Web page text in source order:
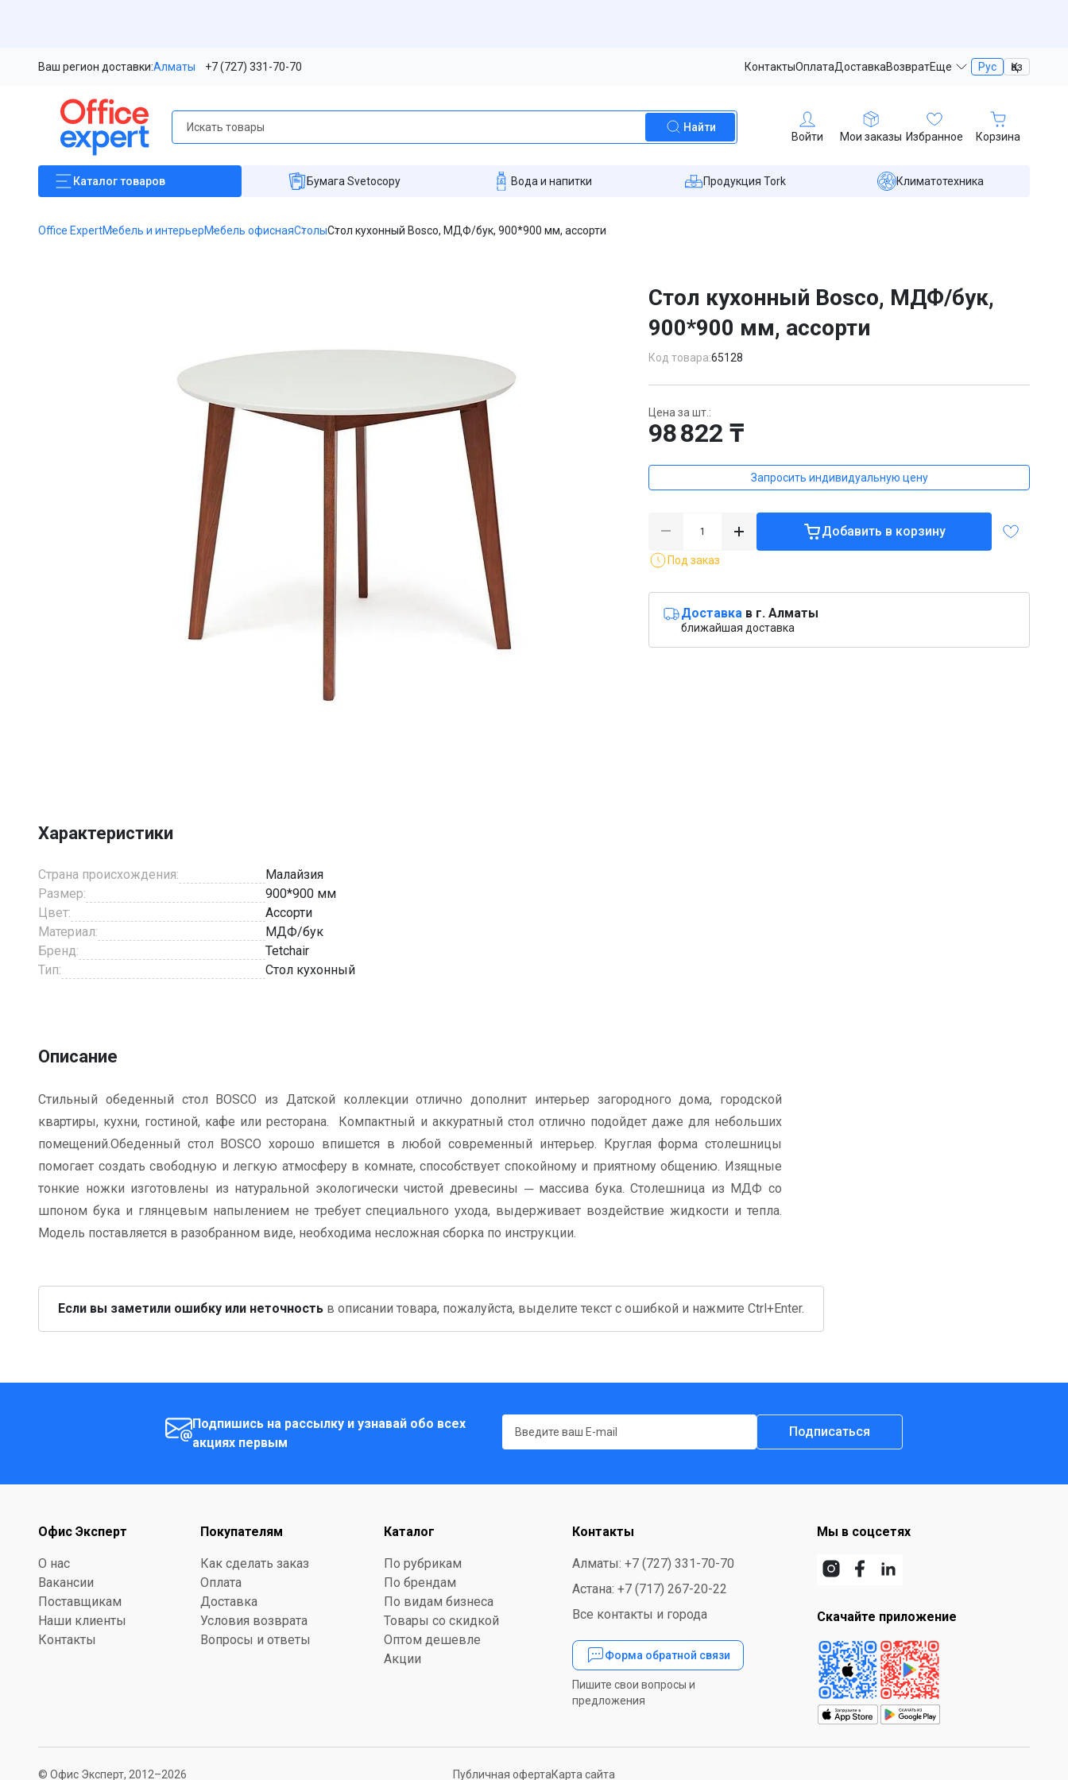
Ваш регион доставки:Алматы +7 (727) 331-70-70 КонтактыОплатаДоставкаВозвратЕще Рус Қаз
Найти
Войти Мои заказы Избранное Корзина
Каталогтоваров Бумага Svetocopy Вода и напитки Продукция Tork Климатотехника
Office ExpertМебель и интерьерМебель офиснаяСтолыСтол кухонный Bosco, МДФ/бук, 900*900 мм, ассорти
3
Стол кухонный Bosco, МДФ/бук,
900*900 мм, ассорти
Код товара:65128
Цена за шт.:
98 822 ₸
Запросить индивидуальную цену
Добавить в корзину
Под заказ
Доставка в г. Алматы
ближайшая доставка
Характеристики
Страна происхождения:
Малайзия
Размер:
900*900 мм
Цвет:
Ассорти
Материал:
МДФ/бук
Бренд:
Tetchair
Тип:
Стол кухонный
Описание
Стильный обеденный стол BOSCO из Датской коллекции отлично дополнит интерьер загородного дома, городской
квартиры, кухни, гостиной, кафе или ресторана. Компактный и аккуратный стол отлично подойдет даже для небольших
помещений.Обеденный стол BOSCO хорошо впишется в любой современный интерьер. Круглая форма столешницы
помогает создать свободную и легкую атмосферу в комнате, способствует спокойному и приятному общению. Изящные
тонкие ножки изготовлены из натуральной экологически чистой древесины ─ массива бука. Столешница из МДФ со
шпоном бука и глянцевым напылением не требует специального ухода, выдерживает воздействие жидкости и тепла.
Модель поставляется в разобранном виде, необходима несложная сборка по инструкции.
Если вы заметили ошибку или неточность в описании товара, пожалуйста, выделите текст с ошибкой и нажмите Ctrl+Enter.
Подпишись на рассылку и узнавай обо всех
акциях первым
Подписаться
Офис Эксперт
О нас
Вакансии
Поставщикам
Наши клиенты
Контакты
Покупателям
Как сделать заказ
Оплата
Доставка
Условия возврата
Вопросы и ответы
Каталог
По рубрикам
По брендам
По видам бизнеса
Товары со скидкой
Оптом дешевле
Акции
Контакты
Алматы: +7 (727) 331-70-70
Астана: +7 (717) 267-20-22
Все контакты и города
Форма обратной связи
Пишите свои вопросы и
предложения
Мы в соцсетях
Скачайте приложение
© Офис Эксперт, 2012–2026 Публичная офертаКарта сайта